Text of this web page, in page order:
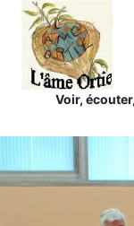
Voir,